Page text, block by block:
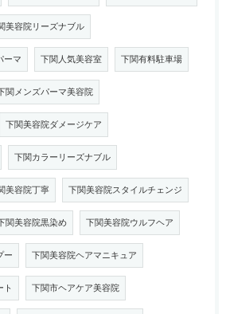
美容院リーズナブル
ーマ 下関人気美容室 下関有料駐車場
関メンズパーマ美容院
下関美容院ダメージケア
下関カラーリーズナブル
美容院丁寧 下関美容院スタイルチェンジ
関美容院黒染め 下関美容院ウルフヘア
ー 下関美容院ヘアマニキュア
ト 下関市ヘアケア美容院